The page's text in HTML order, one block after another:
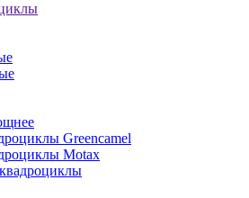
Greencamel
Motax